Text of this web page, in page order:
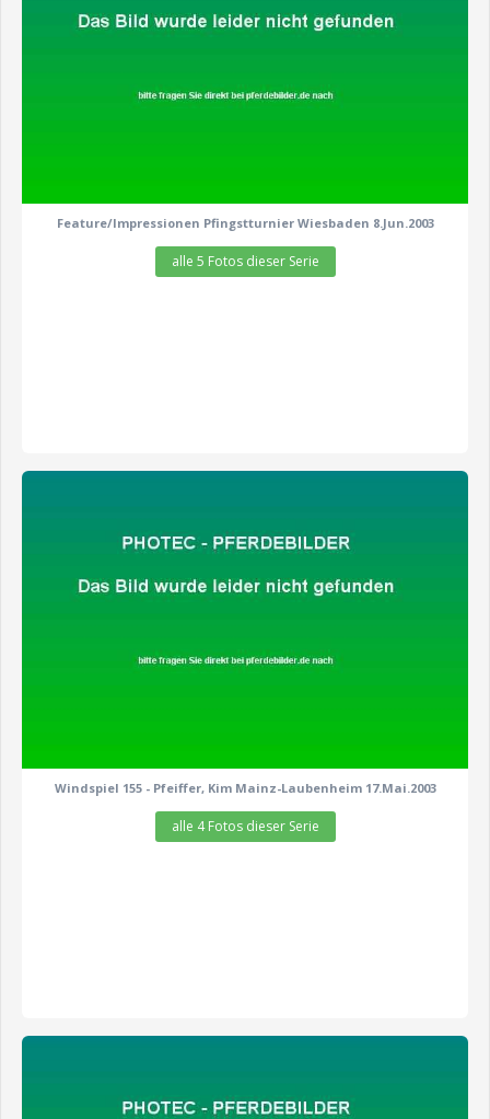
Feature/Impressionen Pfingstturnier Wiesbaden 8.Jun.2003
alle 5 Fotos dieser Serie
Windspiel 155 - Pfeiffer, Kim Mainz-Laubenheim 17.Mai.2003
alle 4 Fotos dieser Serie